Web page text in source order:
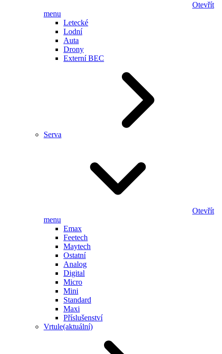
Otevřít
menu
Letecké
Lodní
Auta
Drony
Externí BEC
Serva
Otevřít
menu
Emax
Feetech
Maytech
Ostatní
Analog
Digital
Micro
Mini
Standard
Maxi
Příslušenství
Vrtule(aktuální)